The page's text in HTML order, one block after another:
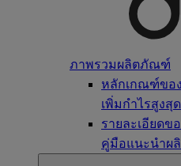
ภาพรวมผลิตภัณฑ์
หลักเกณฑ์ของ
เพิ่มกำไรสูงสุด
รายละเอียด
คู่มือแนะนำผ